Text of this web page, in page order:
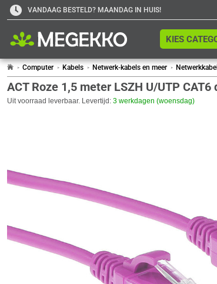
VANDAAG BESTELD? MAANDAG IN HUIS!
KIES
Computer Kabels Netwerk-kabels en meer
ACT Roze 1,5 meter LSZH U/UTP
Uit voorraad leverbaar. Levertijd: 3 werkdagen (woensdag)